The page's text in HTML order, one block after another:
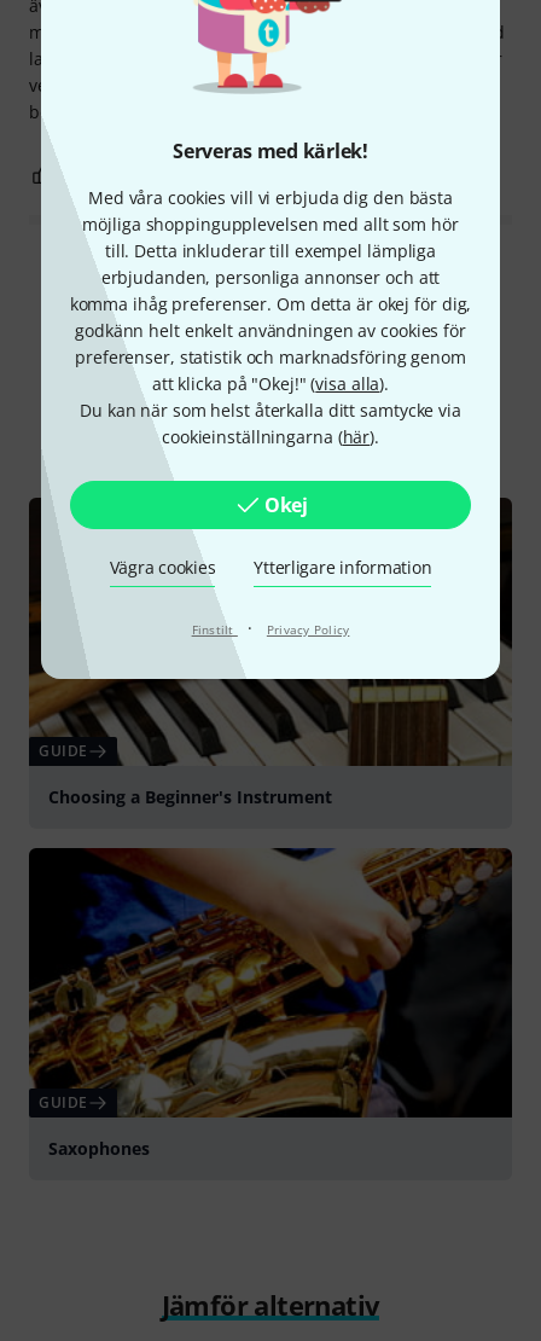
Serveras med kärlek!
Med våra cookies vill vi erbjuda dig den bästa
möjliga shoppingupplevelsen med allt som hör
till. Detta inkluderar till exempel lämpliga
erbjudanden, personliga annonser och att
komma ihåg preferenser. Om detta är okej för dig,
godkänn helt enkelt användningen av cookies för
preferenser, statistik och marknadsföring genom
att klicka på "Okej!" (visa alla).
Du kan när som helst återkalla ditt samtycke via
cookieinställningarna (här).
Okej
Vägra cookies Ytterligare information
Finstilt · Privacy Policy
även efter att ha spelat upp videon igen. Jag kände inte till
märket, och eftersom Thomann erbjöd en gratis provperiod
lade jag en beställning. Det är en liten detalj, men jag gillar
verkligen gravyrerna och kopparfinishen! Kort sagt: Jag
behåller den och säljer min Selmer.
2
Läs alla recensioner
Visste du?
Alla Onlineguide
GUIDE
Choosing a Beginner's Instrument
GUIDE
Saxophones
Jämför alternativ